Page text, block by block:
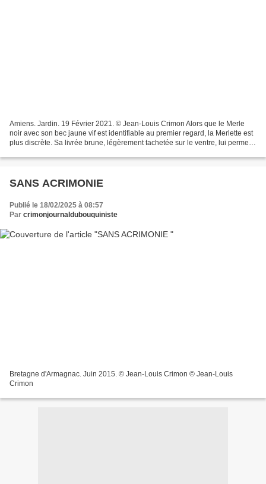
Amiens. Jardin. 19 Février 2021. © Jean-Louis Crimon Alors que le Merle
noir avec son bec jaune vif est identifiable au premier regard, la Merlette est
plus discrète. Sa livrée brune, légèrement tachetée sur le ventre, lui permet
SANS ACRIMONIE
Publié le 18/02/2025 à 08:57
Par crimonjournaldubouquiniste
Bretagne d'Armagnac. Juin 2015. © Jean-Louis Crimon © Jean-Louis
Crimon